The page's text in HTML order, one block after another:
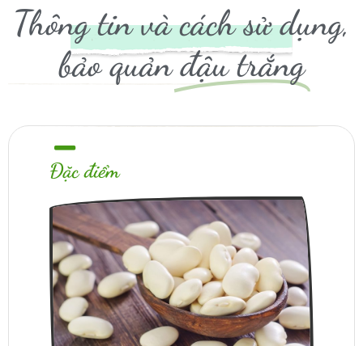
Thông tin và cách sử dụng,
bảo quản đậu trắng
Đặc điểm